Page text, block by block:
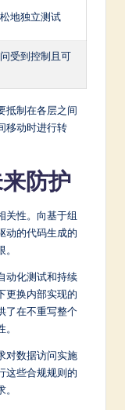
地独立测试
受到控制且可
抵制在各层之间
移动时进行转
防护
关性。向基于组
动的代码生成的
动化测试和持续
更换内部实现的
了在不重写整个
对数据访问实施
这些合规规则的